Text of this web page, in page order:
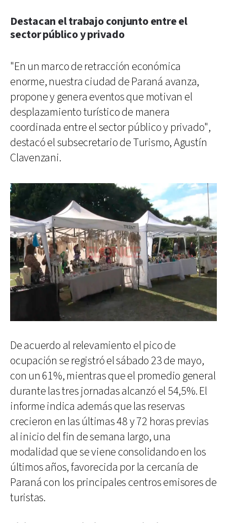
Destacan el trabajo conjunto entre el
sector público y privado
"En un marco de retracción económica
enorme, nuestra ciudad de Paraná avanza,
propone y genera eventos que motivan el
desplazamiento turístico de manera
coordinada entre el sector público y privado",
destacó el subsecretario de Turismo, Agustín
Clavenzani.
De acuerdo al relevamiento el pico de
ocupación se registró el sábado 23 de mayo,
con un 61%, mientras que el promedio general
durante las tres jornadas alcanzó el 54,5%. El
informe indica además que las reservas
crecieron en las últimas 48 y 72 horas previas
al inicio del fin de semana largo, una
modalidad que se viene consolidando en los
últimos años, favorecida por la cercanía de
Paraná con los principales centros emisores de
turistas.